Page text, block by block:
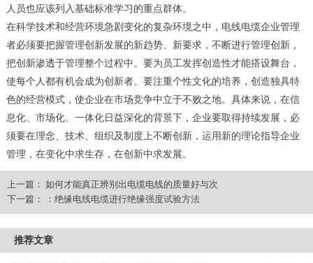
人员也应该列入基础标准学习的重点群体。
在科学技术和经营环境急剧变化的复杂环境之中，电线电缆企业管理
者必须要把握管理创新发展的新趋势、新要求，不断进行管理创新，
把创新渗透于管理整个过程中。要为员工发挥创造性才能搭设舞台，
使每个人都有机会成为创新者。要注重个性文化的培养，创造独具特
色的经营模式，使企业在市场竞争中立于不败之地。具体来说，在信
息化、市场化、一体化日益深化的背景下，企业要取得持续发展，必
须要在理念、技术、组织及制度上不断创新，运用新的理论指导企业
管理，在变化中求生存，在创新中求发展。
上一篇： 如何才能真正辨别出电缆电线的质量好与次
下一篇：
：绝缘电线电缆进行绝缘强度试验方法
推荐文章